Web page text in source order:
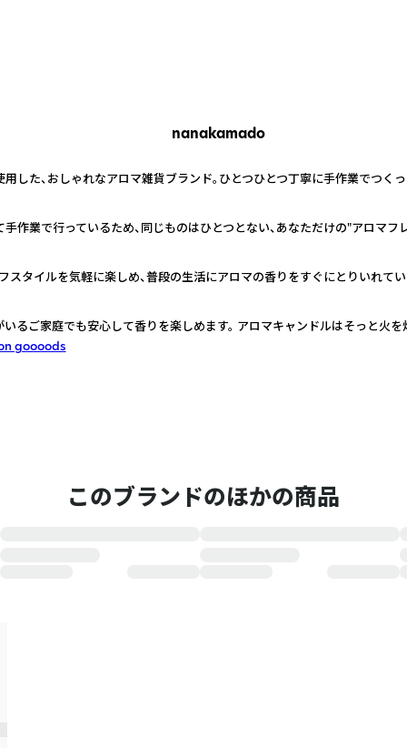
nanakamado
した、おしゃれなアロマ雑貨ブランド。ひとつひとつ丁寧に手作業でつく
作業で行っているため、同じものはひとつとない、あなただけの"アロマフ
タイルを気軽に楽しめ、普段の生活にアロマの香りをすぐにとりいれてい
るご家庭でも安心して香りを楽しめます。 アロマキャンドルはそっと火
goooods
このブランドのほかの商品